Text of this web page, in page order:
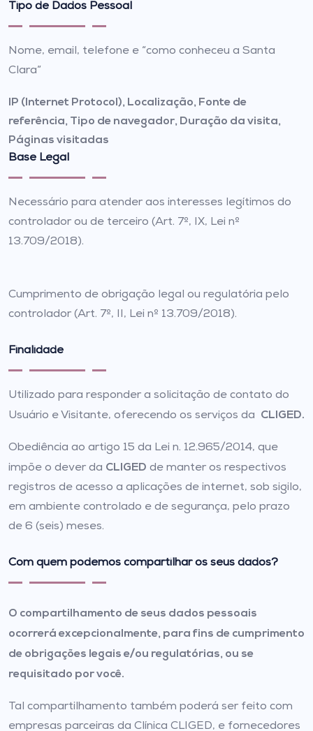
Tipo de Dados Pessoal
Nome, email, telefone e “como conheceu a Santa
Clara”
IP (Internet Protocol), Localização, Fonte de
referência, Tipo de navegador, Duração da visita,
Páginas visitadas
Base Legal
Necessário para atender aos interesses legítimos do
controlador ou de terceiro (Art. 7º, IX, Lei nº
13.709/2018).
Cumprimento de obrigação legal ou regulatória pelo
controlador (Art. 7º, II, Lei nº 13.709/2018).
Finalidade
Utilizado para responder a solicitação de contato do
Usuário e Visitante, oferecendo os serviços da CLIGED.
Obediência ao artigo 15 da Lei n. 12.965/2014, que
impõe o dever da CLIGED de manter os respectivos
registros de acesso a aplicações de internet, sob sigilo,
em ambiente controlado e de segurança, pelo prazo
de 6 (seis) meses.
Com quem podemos compartilhar os seus dados?
O compartilhamento de seus dados pessoais
ocorrerá excepcionalmente, para fins de cumprimento
de obrigações legais e/ou regulatórias, ou se
requisitado por você.
Tal compartilhamento também poderá ser feito com
empresas parceiras da Clínica CLIGED, e fornecedores